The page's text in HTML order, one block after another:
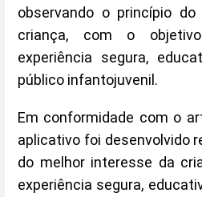
observando o princípio
criança, com o
experiência segura,
público infantojuvenil.
Em conformidade com o
aplicativo foi desenvolvido
do melhor interesse da
experiência segura,